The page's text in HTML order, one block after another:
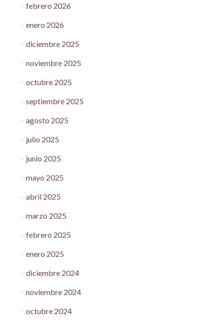
febrero 2026
enero 2026
diciembre 2025
noviembre 2025
octubre 2025
septiembre 2025
agosto 2025
julio 2025
junio 2025
mayo 2025
abril 2025
marzo 2025
febrero 2025
enero 2025
diciembre 2024
noviembre 2024
octubre 2024